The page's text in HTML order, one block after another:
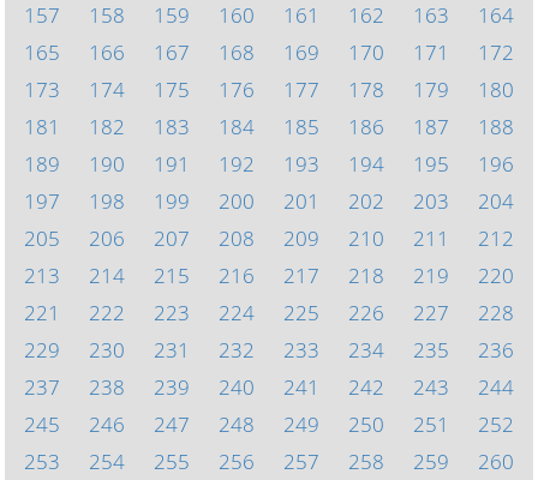
157
158 159 160 161 162 163
164
165
166 167 168 169 170 171
172
173
174 175 176 177 178 179
180
181
182 183 184 185 186 187
188
189
190 191 192 193 194 195
196
197
198 199 200 201 202 203
204
205
206 207 208 209 210 211
212
213
214 215 216 217 218 219
220
221
222 223 224 225 226 227
228
229
230 231 232 233 234 235
236
237
238 239 240 241 242 243
244
245
246 247 248 249 250 251
252
253
254 255 256 257 258 259
260